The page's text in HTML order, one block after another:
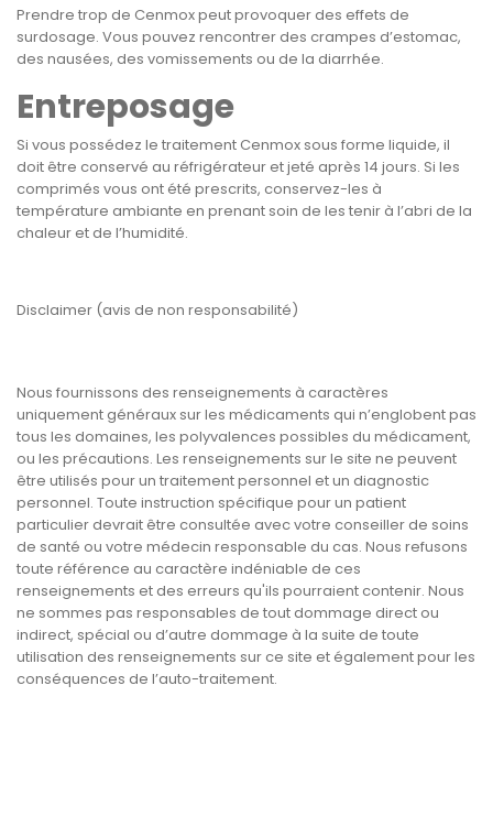
Prendre trop de Cenmox peut provoquer des effets de
surdosage. Vous pouvez rencontrer des crampes d’estomac,
des nausées, des vomissements ou de la diarrhée.
Entreposage
Si vous possédez le traitement Cenmox sous forme liquide, il
doit être conservé au réfrigérateur et jeté après 14 jours. Si les
comprimés vous ont été prescrits, conservez-les à
température ambiante en prenant soin de les tenir à l’abri de la
chaleur et de l’humidité.
Disclaimer (avis de non responsabilité)
Nous fournissons des renseignements à caractères
uniquement généraux sur les médicaments qui n’englobent pas
tous les domaines, les polyvalences possibles du médicament,
ou les précautions. Les renseignements sur le site ne peuvent
être utilisés pour un traitement personnel et un diagnostic
personnel. Toute instruction spécifique pour un patient
particulier devrait être consultée avec votre conseiller de soins
de santé ou votre médecin responsable du cas. Nous refusons
toute référence au caractère indéniable de ces
renseignements et des erreurs qu'ils pourraient contenir. Nous
ne sommes pas responsables de tout dommage direct ou
indirect, spécial ou d’autre dommage à la suite de toute
utilisation des renseignements sur ce site et également pour les
conséquences de l’auto-traitement.